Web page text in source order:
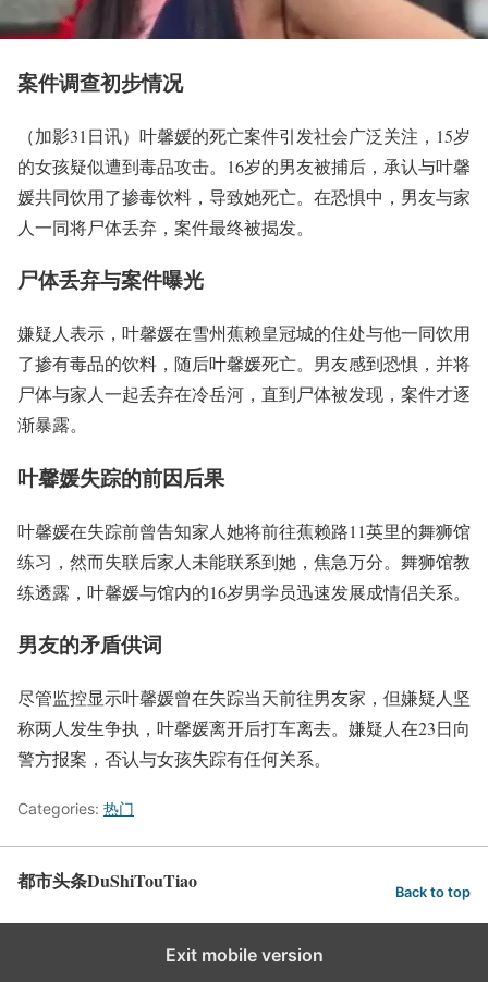
案件调查初步情况
（加影31日讯）叶馨媛的死亡案件引发社会广泛关注，15岁
的女孩疑似遭到毒品攻击。16岁的男友被捕后，承认与叶馨
媛共同饮用了掺毒饮料，导致她死亡。在恐惧中，男友与家
人一同将尸体丢弃，案件最终被揭发。
尸体丢弃与案件曝光
嫌疑人表示，叶馨媛在雪州蕉赖皇冠城的住处与他一同饮用
了掺有毒品的饮料，随后叶馨媛死亡。男友感到恐惧，并将
尸体与家人一起丢弃在冷岳河，直到尸体被发现，案件才逐
渐暴露。
叶馨媛失踪的前因后果
叶馨媛在失踪前曾告知家人她将前往蕉赖路11英里的舞狮馆
练习，然而失联后家人未能联系到她，焦急万分。舞狮馆教
练透露，叶馨媛与馆内的16岁男学员迅速发展成情侣关系。
男友的矛盾供词
尽管监控显示叶馨媛曾在失踪当天前往男友家，但嫌疑人坚
称两人发生争执，叶馨媛离开后打车离去。嫌疑人在23日向
警方报案，否认与女孩失踪有任何关系。
Categories: 热门
都市头条DuShiTouTiao Back to top
Exit mobile version